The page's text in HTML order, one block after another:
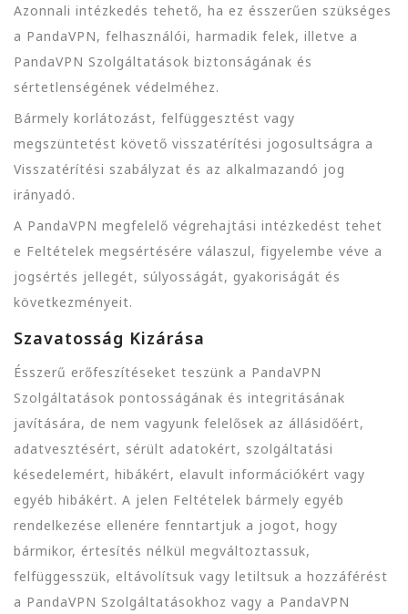
Azonnali intézkedés tehető, ha ez ésszerűen szükséges
a PandaVPN, felhasználói, harmadik felek, illetve a
PandaVPN Szolgáltatások biztonságának és
sértetlenségének védelméhez.
Bármely korlátozást, felfüggesztést vagy
megszüntetést követő visszatérítési jogosultságra a
Visszatérítési szabályzat és az alkalmazandó jog
irányadó.
A PandaVPN megfelelő végrehajtási intézkedést tehet
e Feltételek megsértésére válaszul, figyelembe véve a
jogsértés jellegét, súlyosságát, gyakoriságát és
következményeit.
Szavatosság Kizárása
Ésszerű erőfeszítéseket teszünk a PandaVPN
Szolgáltatások pontosságának és integritásának
javítására, de nem vagyunk felelősek az állásidőért,
adatvesztésért, sérült adatokért, szolgáltatási
késedelemért, hibákért, elavult információkért vagy
egyéb hibákért. A jelen Feltételek bármely egyéb
rendelkezése ellenére fenntartjuk a jogot, hogy
bármikor, értesítés nélkül megváltoztassuk,
felfüggesszük, eltávolítsuk vagy letiltsuk a hozzáférést
a PandaVPN Szolgáltatásokhoz vagy a PandaVPN